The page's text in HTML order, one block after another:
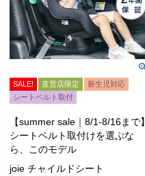
SALE! 直営店限定
新生児対応
シートベルト取付
【summer sale｜8/1-8/16まで】
シートベルト取付けを選ぶな
ら、このモデル
joie チャイルドシート